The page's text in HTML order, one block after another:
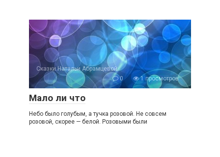
Сказки Натальи Абрамцевой
0
1 просмотров
Мало ли что
Небо было голубым, а тучка розовой. Не совсем
розовой, скорее — белой. Розовыми были